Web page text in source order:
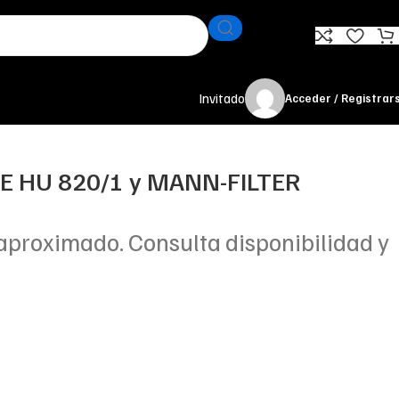
Invitado Acceder /
HU 820/1 y MANN-FILTER
Consulta disponibilidad y